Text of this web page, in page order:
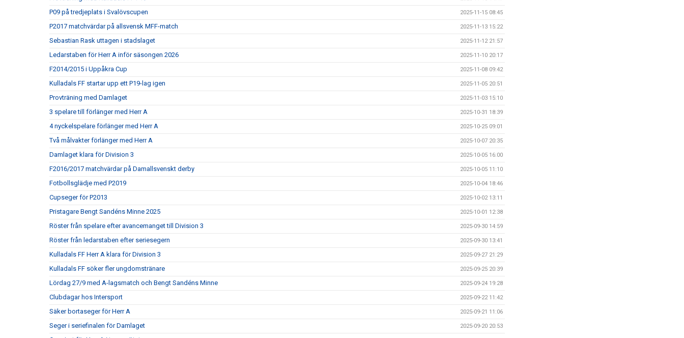
P09 på tredjeplats i Svalövscupen 2025-11-15 08:45
P2017 matchvärdar på allsvensk MFF-match 2025-11-13 15:22
Sebastian Rask uttagen i stadslaget 2025-11-12 21:57
Ledarstaben för Herr A inför säsongen 2026 2025-11-10 20:17
F2014/2015 i Uppåkra Cup 2025-11-08 09:42
Kulladals FF startar upp ett P19-lag igen 2025-11-05 20:51
Provträning med Damlaget 2025-11-03 15:10
3 spelare till förlänger med Herr A 2025-10-31 18:39
4 nyckelspelare förlänger med Herr A 2025-10-25 09:01
Två målvakter förlänger med Herr A 2025-10-07 20:35
Damlaget klara för Division 3 2025-10-05 16:00
F2016/2017 matchvärdar på Damallsvenskt derby 2025-10-05 11:10
Fotbollsglädje med P2019 2025-10-04 18:46
Cupseger för P2013 2025-10-02 13:11
Pristagare Bengt Sandéns Minne 2025 2025-10-01 12:38
Röster från spelare efter avancemanget till Division 3 2025-09-30 14:59
Röster från ledarstaben efter seriesegern 2025-09-30 13:41
Kulladals FF Herr A klara för Division 3 2025-09-27 21:29
Kulladals FF söker fler ungdomstränare 2025-09-25 20:39
Lördag 27/9 med A-lagsmatch och Bengt Sandéns Minne 2025-09-24 19:28
Clubdagar hos Intersport 2025-09-22 11:42
Säker bortaseger för Herr A 2025-09-21 11:06
Seger i seriefinalen för Damlaget 2025-09-20 20:53